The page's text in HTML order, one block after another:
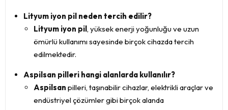
Lityum iyon pil neden tercih edilir?
Lityum iyon pil, yüksek enerji yoğunluğu ve uzun
ömürlü kullanımı sayesinde birçok cihazda tercih
edilmektedir.
Aspilsan pilleri hangi alanlarda kullanılır?
Aspilsan pilleri, taşınabilir cihazlar, elektrikli araçlar ve
endüstriyel çözümler gibi birçok alanda